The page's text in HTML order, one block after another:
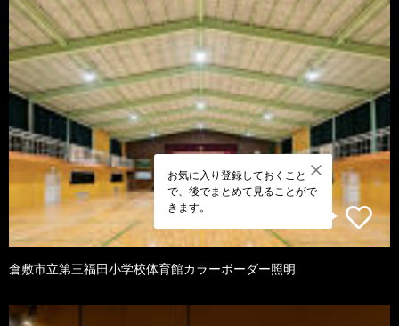
お気に入り登録しておくこと
で、後でまとめて見ることがで
きます。
倉敷市立第三福田小学校体育館カラーボーダー照明